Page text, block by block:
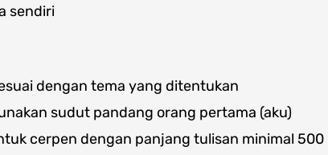
sendiri
dengan tema yang ditentukan
sudut pandang orang pertama (aku)
cerpen dengan panjang tulisan minimal 500